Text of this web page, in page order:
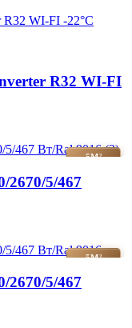
R32 WI-FI
5М²
2670/5/467
5М²
2670/5/467